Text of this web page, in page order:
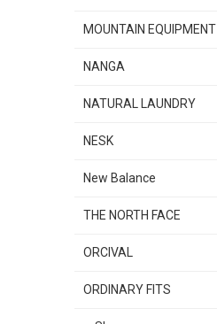
MOUNTAIN EQUIPMENT
NANGA
NATURAL LAUNDRY
NESK
New Balance
THE NORTH FACE
ORCIVAL
ORDINARY FITS